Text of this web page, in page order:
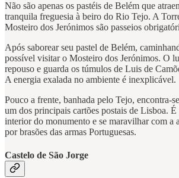
Não são apenas os pastéis de Belém que
tranquila freguesia à beiro do Rio Tejo. A
Mosteiro dos Jerónimos são passeios
Após saborear seu pastel de Belém,
possível visitar o Mosteiro dos Jerónimos. O
repouso e guarda os túmulos de Luis de
A energia exalada no ambiente é inexplicável.
Pouco a frente, banhada pelo Tejo, encontra-
um dos principais cartões postais de Lisboa.
interior do monumento e se maravilhar com a
por brasões das armas Portuguesas.
Castelo de São Jorge